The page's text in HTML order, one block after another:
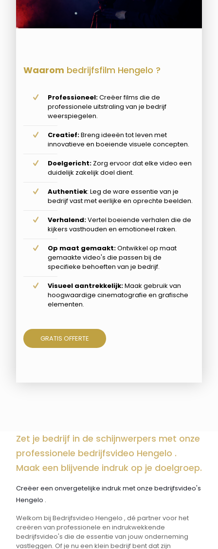
Waarom bedrijfsfilm Hengelo ?
Professioneel:Creëer films die de
professionele uitstraling van je bedrijf
weerspiegelen.
Creatief:Breng ideeën tot leven met
innovatieve en boeiende visuele concepten.
Doelgericht: Zorg ervoor dat elke video een
duidelijk zakelijk doel dient.
Authentiek: Leg de ware essentie van je
bedrijf vast met eerlijke en oprechte beelden.
Verhalend:Vertel boeiende verhalen die de
kijkers vasthouden en emotioneel raken.
Op maat gemaakt:Ontwikkel op maat
gemaakte video's die passen bij de
specifieke behoeften van je bedrijf.
Visueel aantrekkelijk:Maak gebruik van
hoogwaardige cinematografie en grafische
elementen.
GRATIS OFFERTE
Zet je bedrijf in de schijnwerpers met onze
professionele bedrijfsvideo Hengelo .
Maak een blijvende indruk op je doelgroep.
Creëer een onvergetelijke indruk met onze bedrijfsvideo's
Hengelo .
Welkom bij Bedrijfsvideo Hengelo , dé partner voor het
creëren van professionele en indrukwekkende
bedrijfsvideo's die de essentie van jouw onderneming
vastleggen. Of je nu een klein bedrijf bent dat zijn